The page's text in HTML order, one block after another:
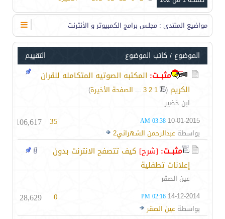
مواضيع المنتدى : مجلس برامج الكمبيوتر و الأنترنت
التقييم الموضوع / كاتب الموضوع
مثبــت: المكتبه الصوتيه المتكامله للقران
الكريم (
1
2
3
... الصفحة الأخيرة)
ابن خضير
10-01-2015
03:38 AM
بواسطة عبدالرحمن الشهراني2
35
106,617
مثبــت: [شرح] كيف تتصفح الانترنت بدون
إعلانات تطفلية
عين الصقر
14-12-2014
02:16 PM
بواسطة عين الصقر
0
28,629